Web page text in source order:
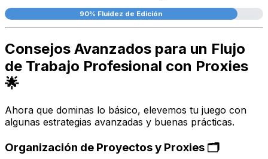
90% Fluidez de Edición
Consejos Avanzados para un Flujo
de Trabajo Profesional con Proxies
🌟
Ahora que dominas lo básico, elevemos tu juego con
algunas estrategias avanzadas y buenas prácticas.
Organización de Proyectos y Proxies 🗂️